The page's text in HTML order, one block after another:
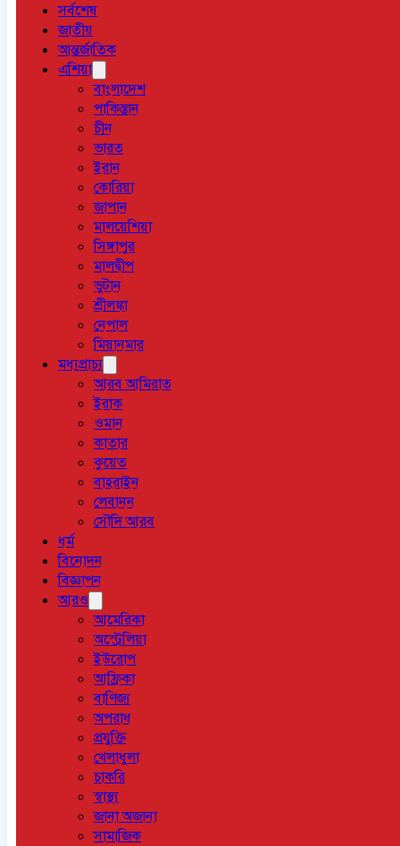
সর্বশেষ
জাতীয়
আন্তর্জাতিক
এশিয়া
বাংলাদেশ
পাকিস্তান
চীন
ভারত
ইরান
কোরিয়া
জাপান
মালয়েশিয়া
সিঙ্গাপুর
মালদ্বীপ
ভুটান
শ্রীলঙ্কা
নেপাল
মিয়ানমার
মধ্যপ্রাচ্য
আরব আমিরাত
ইরাক
ওমান
কাতার
কুয়েত
বাহরাইন
লেবানন
সৌদি আরব
ধর্ম
বিনোদন
বিজ্ঞাপন
আরও
আমেরিকা
অস্ট্রেলিয়া
ইউরোপ
আফ্রিকা
বাণিজ্য
অপরাধ
প্রযুক্তি
খেলাধুলা
চাকরি
স্বাস্থ্য
জানা অজানা
সামাজিক